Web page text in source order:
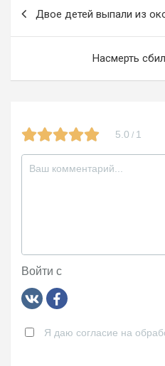
o
k
m
Двое детей выпали из
Насмерть
5.0 / 1
Войти с
Я даю согласие на